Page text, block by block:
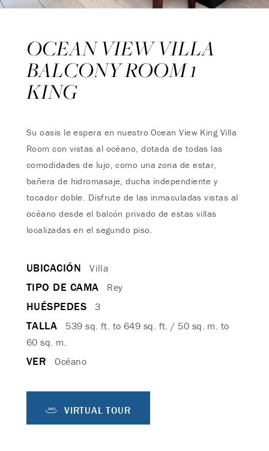
OCEAN VIEW VILLA
BALCONY ROOM 1
KING
Su oasis le espera en nuestro Ocean View King Villa
Room con vistas al océano, dotada de todas las
comodidades de lujo, como una zona de estar,
bañera de hidromasaje, ducha independiente y
tocador doble. Disfrute de las inmaculadas vistas al
océano desde el balcón privado de estas villas
localizadas en el segundo piso.
UBICACIÓN Villa
TIPO DE CAMA Rey
HUÉSPEDES 3
TALLA
539 sq. ft. to 649 sq. ft. / 50 sq. m. to
60 sq. m.
VER Océano
VIRTUAL TOUR